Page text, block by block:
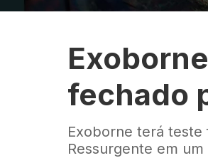
fechado
Exoborne terá teste
Ressurgente em